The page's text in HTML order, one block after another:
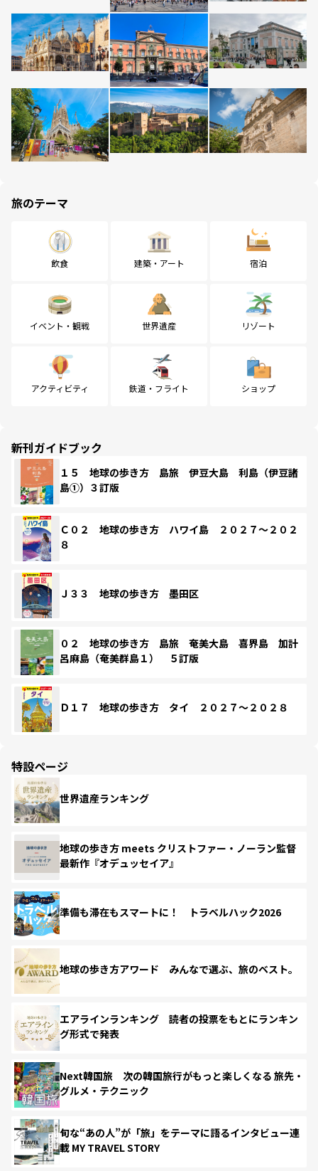
旅のテーマ
飲食 建築・アート 宿泊
イベント・観戦 世界遺産 リゾート
アクティビティ 鉄道・フライト ショップ
新刊ガイドブック
１５ 地球の歩き方 島旅 伊豆大島 利島（伊豆諸
島①）３訂版
Ｃ０２ 地球の歩き方 ハワイ島 ２０２７～２０２
８
Ｊ３３ 地球の歩き方 墨田区
０２ 地球の歩き方 島旅 奄美大島 喜界島 加計
呂麻島（奄美群島１） ５訂版
Ｄ１７ 地球の歩き方 タイ ２０２７～２０２８
特設ページ
世界遺産ランキング
地球の歩き方 meets クリストファー・ノーラン監督
最新作『オデュッセイア』
準備も滞在もスマートに！ トラベルハック2026
地球の歩き方アワード みんなで選ぶ、旅のベスト。
エアラインランキング 読者の投票をもとにランキン
グ形式で発表
Next韓国旅 次の韓国旅行がもっと楽しくなる 旅先・
グルメ・テクニック
旬な“あの人”が「旅」をテーマに語るインタビュー連
載 MY TRAVEL STORY